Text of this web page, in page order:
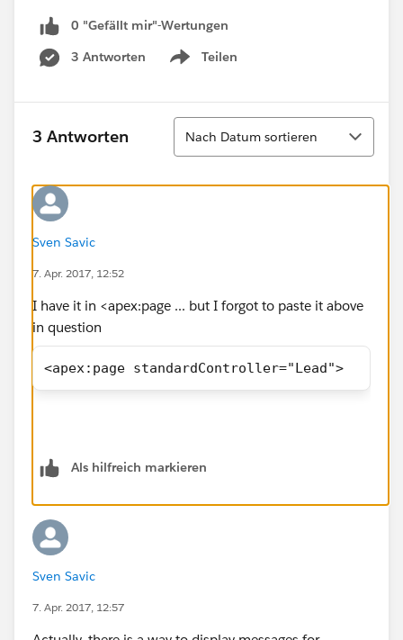
        </apex:pageBlockSection>
        <apex:pageBlockButtons >
<apex:commandButton
        </apex:pageBlockButtons>
    </apex:pageBlock>
</apex:form>
0 "Gefällt mir"-Wertungen
3 Antworten
Teilen
Show menu
3 Antworten
Sortieren
Nach Datum sortieren
Sven Savic
7. Apr. 2017, 12:52
I have it in <apex:page ... but I forgot to paste it above
in question
<apex:page standardController="Lead">
Als hilfreich markieren
Sven Savic
7. Apr. 2017, 12:57